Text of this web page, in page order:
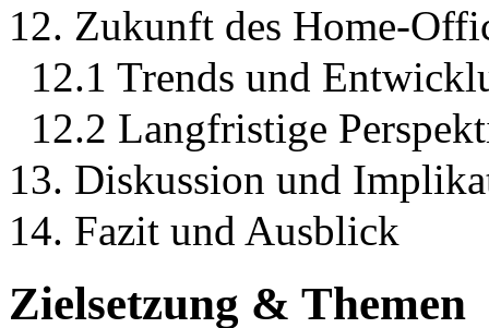
12. Zukunft des Home-
12.1 Trends und
12.2 Langfristige
13. Diskussion und
14. Fazit und Ausblick
Zielsetzung & Themen